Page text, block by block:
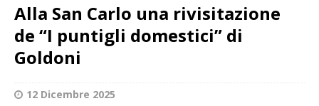
Alla San Carlo una rivisitazione
de “I puntigli domestici” di
Goldoni
12 Dicembre 2025